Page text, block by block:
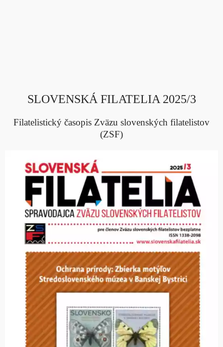
SLOVENSKÁ FILATELIA 2025/3
Filatelistický časopis Zväzu slovenských filatelistov
(ZSF)